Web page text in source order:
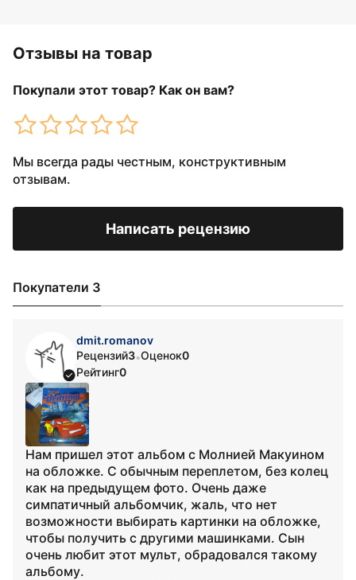
Отзывы на товар
Покупали этот товар? Как он вам?
Мы всегда рады честным, конструктивным
отзывам.
Написать рецензию
Покупатели 3
dmit.romanov
Рецензий3•Оценок0
Рейтинг0
Нам пришел этот альбом с Молнией Макуином
на обложке. С обычным переплетом, без колец
как на предыдущем фото. Очень даже
симпатичный альбомчик, жаль, что нет
возможности выбирать картинки на обложке,
чтобы получить с другими машинками. Сын
очень любит этот мульт, обрадовался такому
альбому.